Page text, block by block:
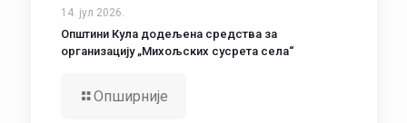
14. јул 2026.
Општини Кула додељена средства за
организацију „Михољских сусрета села“
Опширније